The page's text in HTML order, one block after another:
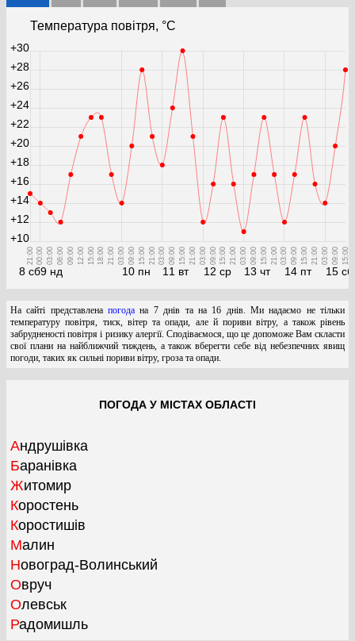
Температура повітря, °С
8 сб
21:00
9 нд
00:00 03:00 06:00 09:00 12:00 15:00 18:00 21:00
10 пн
03:00 09:00 15:00 21:00
11 вт
03:00 09:00 15:00 21:00
12 ср
03:00 09:00 15:00 21:00
13 чт
03:00 09:00 15:00 21:00
14 пт
03:00 09:00 15:00 21:00
15 сб
03:00 09:00 15:00
+10
+12
+14
+16
+18
+20
+22
+24
+26
+28
+30
На сайті представленапогода на 7 днів та на 16 днів. Ми надаємо не тільки
температуру повітря, тиск, вітер та опади, але й пориви вітру, а також рівень
забрудненості повітря і ризику алергії. Сподіваємося, що це допоможе Вам скласти
свої плани на найближчий тиждень, а також вберегти себе від небезпечних явищ
погоди, таких як сильні пориви вітру, гроза та опади.
ПОГОДА У МІСТАХ ОБЛАСТІ
Андрушівка
Баранівка
Житомир
Коростень
Коростишів
Малин
Новоград-Волинський
Овруч
Олевськ
Радомишль